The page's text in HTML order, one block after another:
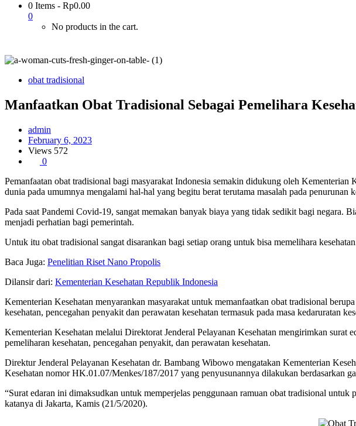
0 Items - Rp0.00
0
No products in the cart.
obat tradisional
Manfaatkan Obat Tradisional Sebagai Pemelihara
admin
February 6, 2023
Views 572
0
Pemanfaatan obat tradisional bagi masyarakat Indonesia semakin didukung oleh
dunia pada umumnya mengalami hal-hal yang begitu berat terutama masalah pada penurunan
Pada saat Pandemi Covid-19, sangat memakan banyak biaya yang tidak sedikit bagi negara.
menjadi perhatian bagi pemerintah.
Untuk itu obat tradisional sangat disarankan bagi setiap orang untuk bisa memelihara
Baca Juga: Penelitian Riset Nano Propolis
Dilansir dari: Kementerian Kesehatan Republik Indonesia
Kementerian Kesehatan menyarankan masyarakat untuk memanfaatkan obat tradisional
kesehatan, pencegahan penyakit dan perawatan kesehatan termasuk pada masa kedaruratan
Kementerian Kesehatan melalui Direktorat Jenderal Pelayanan Kesehatan mengirimkan
pemeliharan kesehatan, pencegahan penyakit, dan perawatan kesehatan.
Direktur Jenderal Pelayanan Kesehatan dr. Bambang Wibowo mengatakan Kementerian
Kesehatan nomor HK.01.07/Menkes/187/2017 yang penyusunannya dilakukan berdasarkan
“Surat edaran ini dimaksudkan untuk memperjelas penggunaan ramuan obat tradisional
katanya di Jakarta, Kamis (21/5/2020).